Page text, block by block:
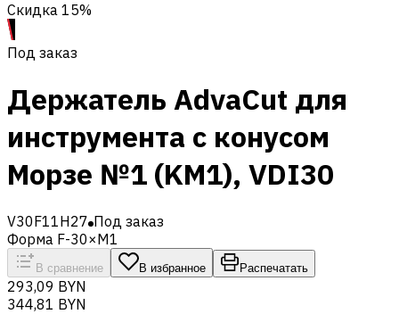
Скидка 15%
Под заказ
Держатель AdvaCut для
инструмента с конусом
Морзе №1 (KM1), VDI30
V30F11H27 Под заказ
Форма F-30×M1
В сравнение В избранное Распечатать
293,09 BYN
344,81 BYN